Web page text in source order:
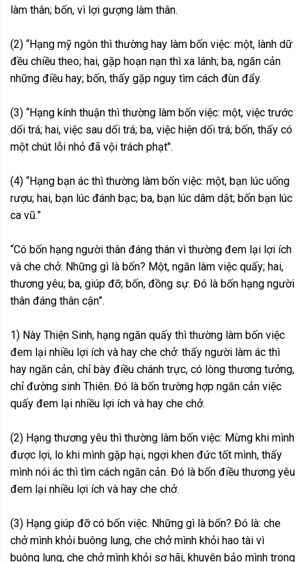
làm thân; bốn, vì lợi gượng làm thân.
(2) “Hạng mỹ ngôn thì thường hay làm bốn việc: một, lành dữ
đều chiều theo; hai, gặp hoạn nạn thì xa lánh; ba, ngăn cản
những điều hay; bốn, thấy gặp nguy tìm cách đùn đẩy.
(3) “Hạng kính thuận thì thường làm bốn việc: một, việc trước
dối trá; hai, việc sau dối trá; ba, việc hiện dối trá; bốn, thấy có
một chút lỗi nhỏ đã vội trách phạt".
(4) “Hạng bạn ác thì thường làm bốn việc: một, bạn lúc uống
rượu; hai, bạn lúc đánh bạc; ba, bạn lúc dâm dật; bốn bạn lúc
ca vũ.”
“Có bốn hạng người thân đáng thân vì thường đem lại lợi ích
và che chở. Những gì là bốn? Một, ngăn làm việc quấy; hai,
thương yêu; ba, giúp đỡ; bốn, đồng sự. Đó là bốn hạng người
thân đáng thân cận”.
1) Này Thiện Sinh, hạng ngăn quấy thì thường làm bốn việc
đem lại nhiều lợi ích và hay che chở: thấy người làm ác thì
hay ngăn cản, chỉ bày điều chánh trực, có lòng thương tưởng,
chỉ đường sinh Thiên. Đó là bốn trường hợp ngăn cản việc
quấy đem lại nhiều lợi ích và hay che chở.
(2) Hạng thương yêu thì thường làm bốn việc: Mừng khi mình
được lợi, lo khi mình gặp hại, ngợi khen đức tốt mình, thấy
mình nói ác thì tìm cách ngăn cản. Đó là bốn điều thương yêu
đem lại nhiều lợi ích và hay che chở.
(3) Hạng giúp đỡ có bốn việc. Những gì là bốn? Đó là: che
chở mình khỏi buông lung, che chở mình khỏi hao tài vì
buông lung, che chở mình khỏi sợ hãi, khuyên bảo mình trong